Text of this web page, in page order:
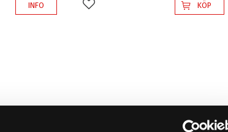
INFO Lägg till i favoriter KÖP